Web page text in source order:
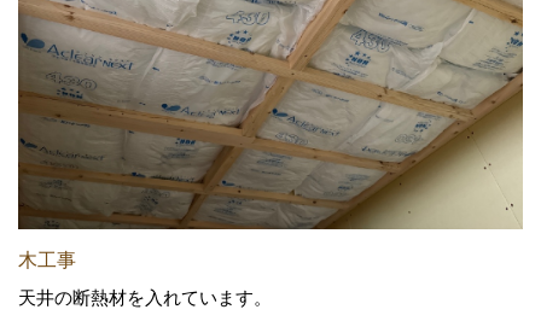
木工事
天井の断熱材を入れています。